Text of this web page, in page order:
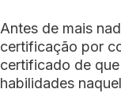
Antes de mais
certificação por
certificado de
habilidades